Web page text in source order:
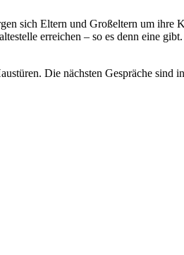
sich Eltern und Großeltern um ihre
erreichen – so es denn eine
Die nächsten Gespräche